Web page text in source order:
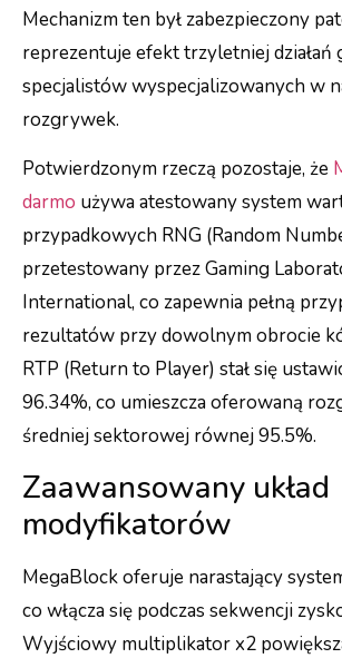
Mechanizm ten był zabezpieczony
reprezentuje efekt trzyletniej działań
specjalistów wyspecjalizowanych w
rozgrywek.
Potwierdzonym rzeczą pozostaje, że
darmo używa atestowany system
przypadkowych RNG (Random
przetestowany przez Gaming
International, co zapewnia pełną
rezultatów przy dowolnym obrocie
RTP (Return to Player) stał się
96.34%, co umieszcza oferowaną
średniej sektorowej równej 95.5%.
Zaawansowany układ
modyfikatorów
MegaBlock oferuje narastający
co włącza się podczas sekwencji
Wyjściowy multiplikator x2